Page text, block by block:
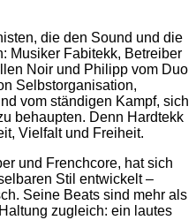
die den Sound und die
Musiker Fabitekk, Betreiber
Noir und Philipp vom Duo
Selbstorganisation,
vom ständigen Kampf, sich
behaupten. Denn Hardtekk
Vielfalt und Freiheit.
und Frenchcore, hat sich
Stil entwickelt –
Seine Beats sind mehr als
zugleich: ein lautes